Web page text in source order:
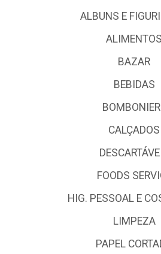
ALBUNS E
ALIMENTOS
BAZAR
BEBIDAS
CALÇADOS
FOODS
HIG. PESSOAL E
LIMPEZA
PAPEL